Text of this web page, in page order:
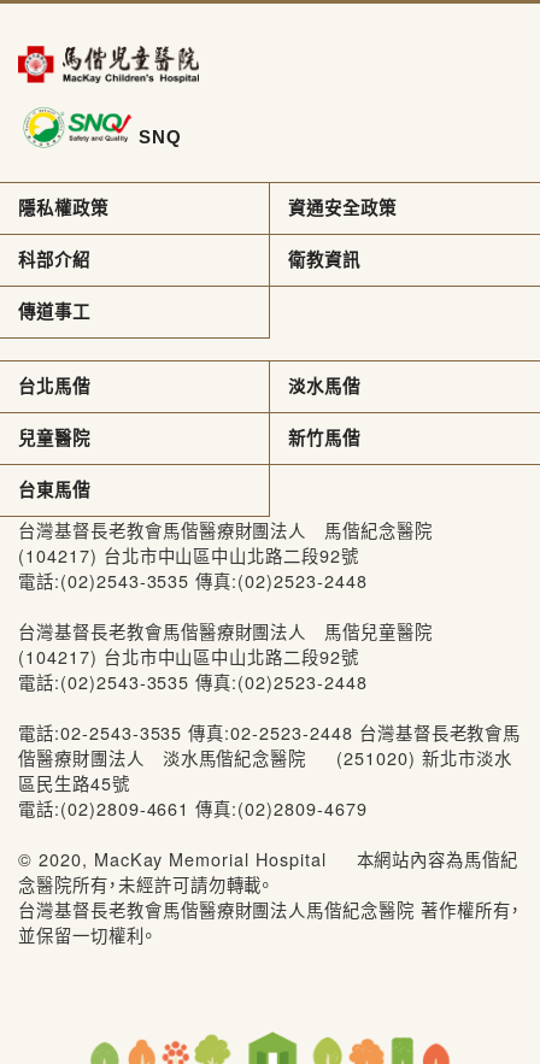
SNQ
隱私權政策 資通安全政策
科部介紹 衛教資訊
傳道事工
台北馬偕 淡水馬偕
兒童醫院 新竹馬偕
台東馬偕
台灣基督長老教會馬偕醫療財團法人 馬偕紀念醫院
(104217) 台北市中山區中山北路二段92號
電話:(02)2543-3535 傳真:(02)2523-2448
台灣基督長老教會馬偕醫療財團法人 馬偕兒童醫院
(104217) 台北市中山區中山北路二段92號
電話:(02)2543-3535 傳真:(02)2523-2448
電話:02-2543-3535 傳真:02-2523-2448 台灣基督長老教會馬
偕醫療財團法人 淡水馬偕紀念醫院 (251020) 新北市淡水
區民生路45號
電話:(02)2809-4661 傳真:(02)2809-4679
© 2020, MacKay Memorial Hospital 本網站內容為馬偕紀
念醫院所有，未經許可請勿轉載。
台灣基督長老教會馬偕醫療財團法人馬偕紀念醫院 著作權所有，
並保留一切權利。